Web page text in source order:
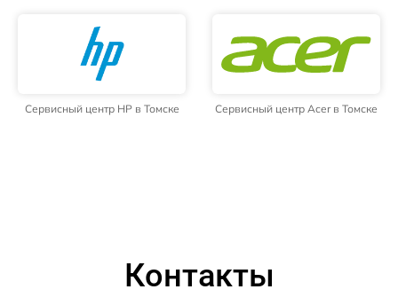
Сервисный центр HP в Томске Сервисный центр Acer в Томске
Контакты